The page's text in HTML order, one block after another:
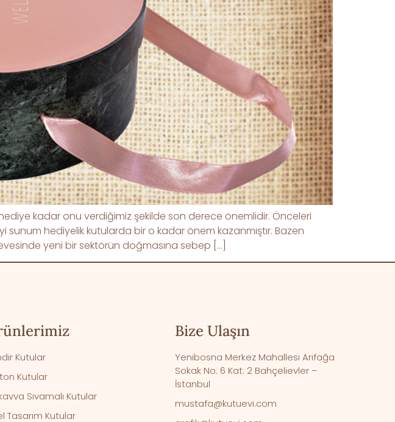
kadar onu verdiğimiz şekilde son derece önemlidir. Önceleri
sunum hediyelik kutularda bir o kadar önem kazanmıştır. Bazen
yeni bir sektörün doğmasına sebep […]
Kutular
Kutular
Sıvamalı Kutular
Tasarım Kutular
Bize Ulaşın
Yenibosna Merkez Mahallesi Arifağa
Sokak No: 6 Kat: 2 Bahçelievler –
İstanbul
mustafa@kutuevi.com